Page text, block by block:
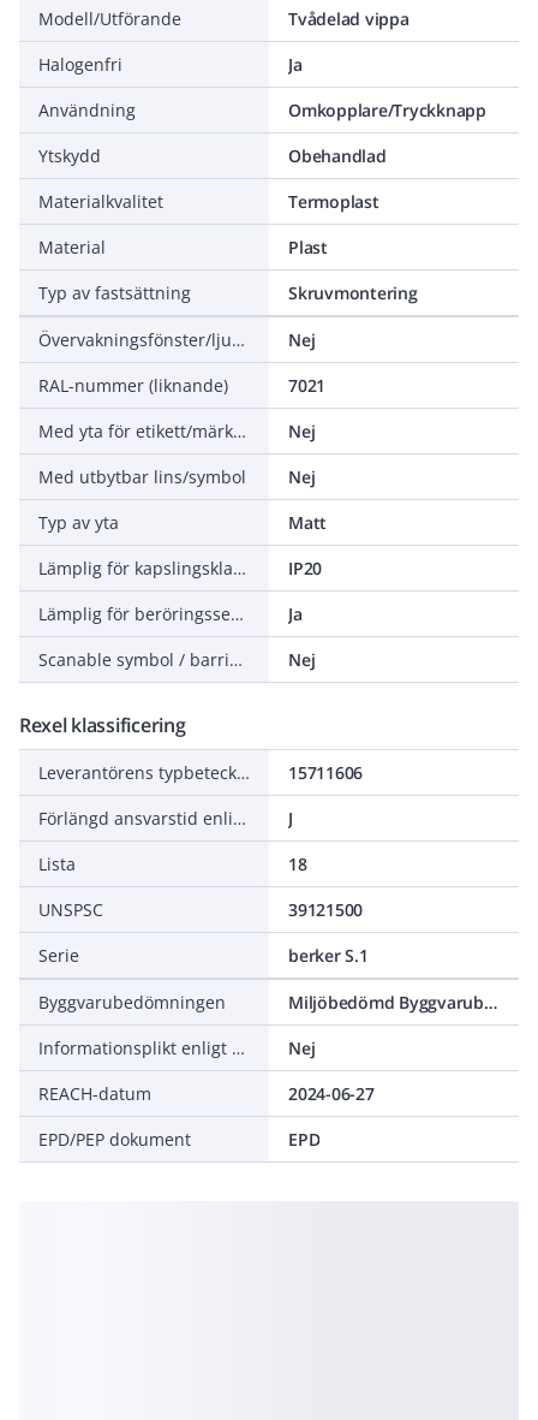
Modell/Utförande
Tvådelad vippa
Halogenfri
Ja
Användning
Omkopplare/Tryckknapp
Ytskydd
Obehandlad
Materialkvalitet
Termoplast
Material
Plast
Typ av fastsättning
Skruvmontering
Övervakningsfönster/ljusuttag
Nej
RAL-nummer (liknande)
7021
Med yta för etikett/märkning
Nej
Med utbytbar lins/symbol
Nej
Typ av yta
Matt
Lämplig för kapslingsklass (IP)
IP20
Lämplig för beröringssensor för bussystem
Ja
Scanable symbol / barrier free
Nej
Rexel klassificering
Leverantörens typbeteckning
15711606
Förlängd ansvarstid enligt ALEM-09
J
Lista
18
UNSPSC
39121500
Serie
berker S.1
Byggvarubedömningen
Miljöbedömd Byggvarubedömning Accepteras
Informationsplikt enligt REACH
Nej
REACH-datum
2024-06-27
EPD/PEP dokument
EPD